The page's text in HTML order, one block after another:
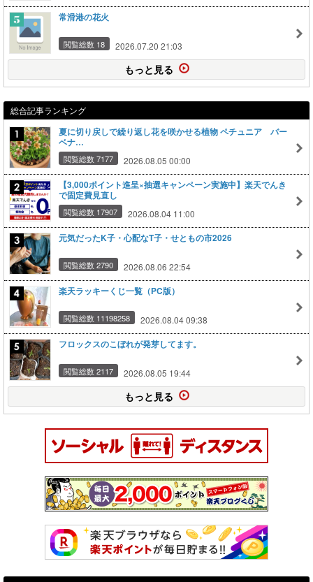
常滑港の花火
閲覧総数 18 2026.07.20 21:03
もっと見る
総合記事ランキング
夏に切り戻しで繰り返し花を咲かせる植物 ペチュニア バー
ベナ…
閲覧総数 7177 2026.08.05 00:00
【3,000ポイント進呈×抽選キャンペーン実施中】楽天でんき
で固定費見直し
閲覧総数 17907 2026.08.04 11:00
元気だったK子・心配なT子・せともの市2026
閲覧総数 2790 2026.08.06 22:54
楽天ラッキーくじ一覧（PC版）
閲覧総数 11198258 2026.08.04 09:38
フロックスのこぼれが発芽してます。
閲覧総数 2117 2026.08.05 19:44
もっと見る